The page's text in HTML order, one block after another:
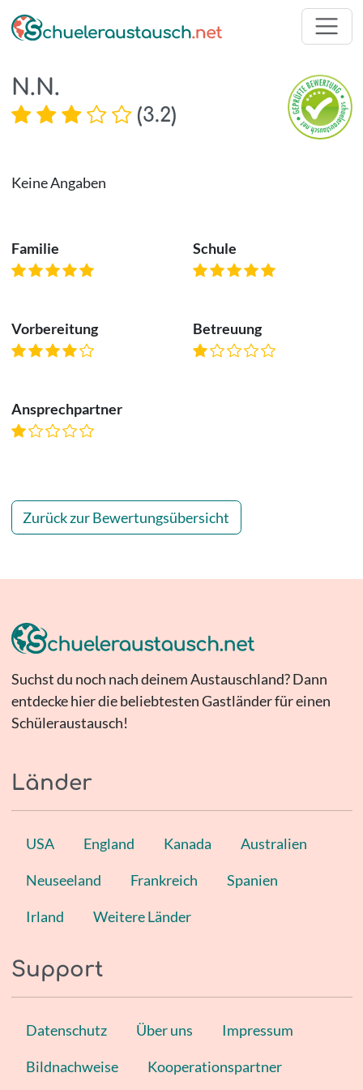
N.N.
(3.2)
Keine Angaben
Familie Schule
Vorbereitung Betreuung
Ansprechpartner
Zurück zur Bewertungsübersicht
Suchst du noch nach deinem Austauschland? Dann
entdecke hier die beliebtesten Gastländer für einen
Schüleraustausch!
Länder
USA England Kanada Australien
Neuseeland Frankreich Spanien
Irland Weitere Länder
Support
Datenschutz Über uns Impressum
Bildnachweise Kooperationspartner